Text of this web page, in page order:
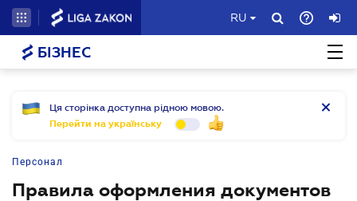
RU
БІЗНЕС
Ця сторінка доступна рідною мовою.
Перейти на українську
Персонал
Правила оформления документов